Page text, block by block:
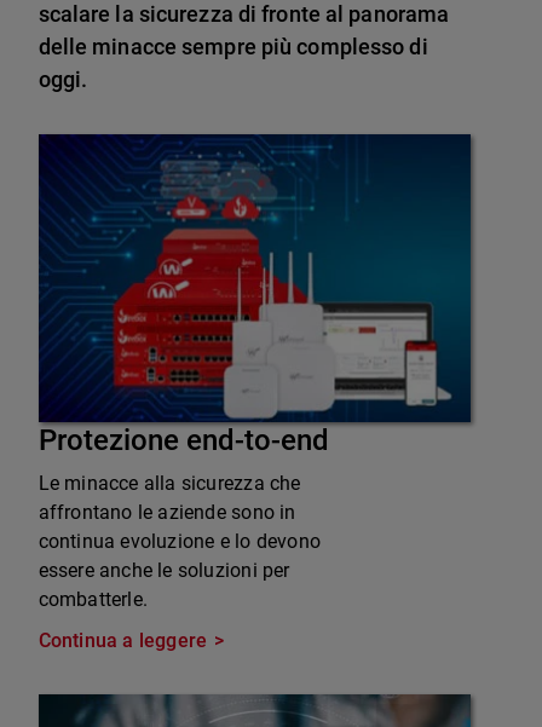
scalare la sicurezza di fronte al panorama
delle minacce sempre più complesso di
oggi.
Protezione end-to-end
Le minacce alla sicurezza che
affrontano le aziende sono in
continua evoluzione e lo devono
essere anche le soluzioni per
combatterle.
Continua a leggere